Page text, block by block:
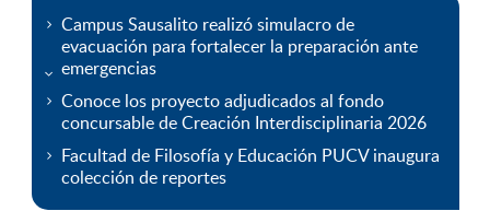
Campus Sausalito realizó simulacro de
evacuación para fortalecer la preparación ante
emergencias
Conoce los proyecto adjudicados al fondo
concursable de Creación Interdisciplinaria 2026
Facultad de Filosofía y Educación PUCV inaugura
colección de reportes